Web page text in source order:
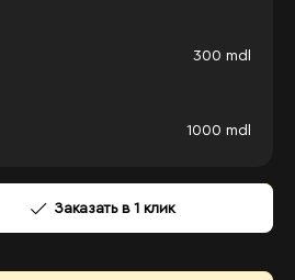
300 mdl
1000 mdl
Заказать в 1 клик